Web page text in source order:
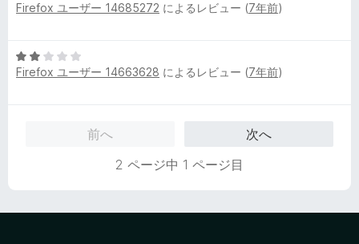
段
5
の
Firefox ユーザー 14685272 によるレビュー (7年前)
5
段
Firefox ユーザー 14663628 によるレビュー (7年前)
前へ
次へ
2 ページ中 1 ページ目